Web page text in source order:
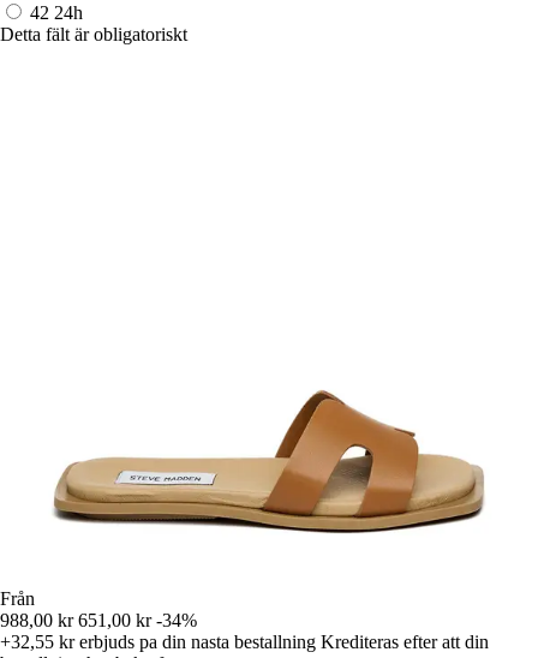
42 24h
Detta fält är obligatoriskt
Från
988,00 kr 651,00 kr -34%
+32,55 krerbjuds pa din nasta bestallning Krediteras efter att din